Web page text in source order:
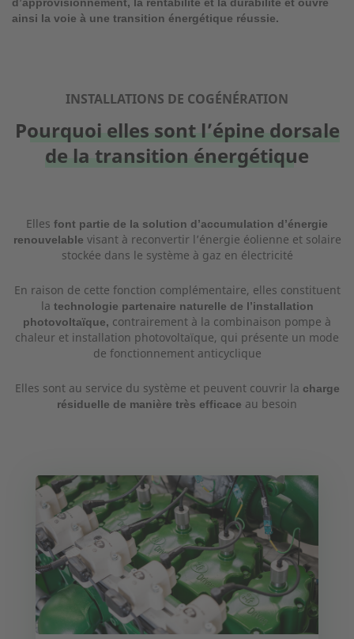
ainsi la voie à une transition énergétique réussie.
INSTALLATIONS DE COGÉNÉRATION
Pourquoi elles sont l’épine dorsale
de la transition énergétique
Elles font partie de la solution d’accumulation d’énergie
renouvelable visant à reconvertir l’énergie éolienne et solaire
stockée dans le système à gaz en électricité
En raison de cette fonction complémentaire, elles constituent
la technologie partenaire naturelle de l’installation
photovoltaïque, contrairement à la combinaison pompe à
chaleur et installation photovoltaïque, qui présente un mode
de fonctionnement anticyclique
Elles sont au service du système et peuvent couvrir la charge
résiduelle de manière très efficace au besoin